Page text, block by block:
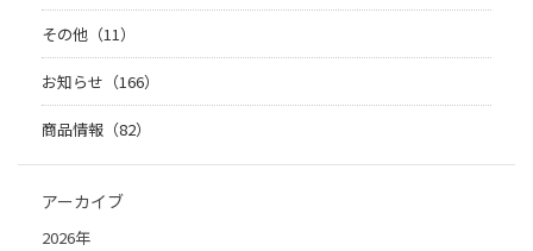
その他（11）
お知らせ（166）
商品情報（82）
アーカイブ
2026年